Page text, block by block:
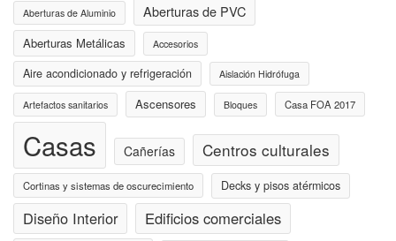
Aberturas de Aluminio Aberturas de PVC
Aberturas Metálicas Accesorios
Aire acondicionado y refrigeración Aislación Hidrófuga
Artefactos sanitarios Ascensores Bloques Casa FOA 2017
Casas Cañerías Centros culturales
Cortinas y sistemas de oscurecimiento Decks y pisos atérmicos
Diseño Interior
Edificios comerciales